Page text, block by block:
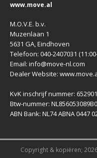
www.move.al
M.O.V.E. b.v.
Muzenlaan 1
5631 GA, Eindhoven
Telefoon: 040-2407031
Email: info@move-nl.com
Dealer Website:
KvK inschrijf nummer:
Btw-nummer:
ABN Bank: NL74 ABNA 0447
Copyright & kopiëren;